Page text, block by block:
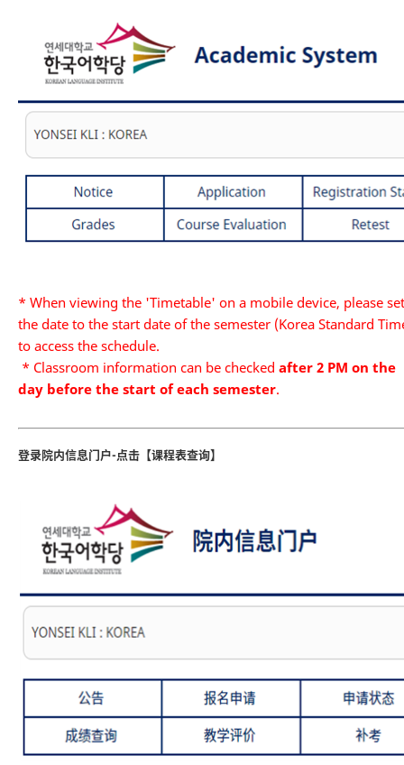
* When viewing the 'Timetable' on a mobile device, please set
the date to the start date of the semester (Korea Standard
to access the schedule.
* Classroom information can be checked after 2 PM on the
day before the start of each semester.
登录院内信息门户-点击【课程表查询】